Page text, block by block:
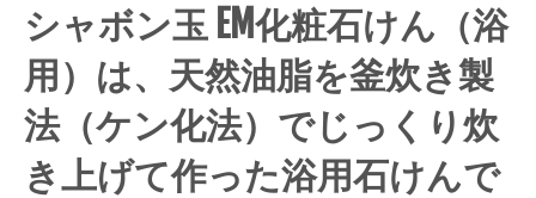
シャボン玉 EM化粧石けん（浴
用）は、天然油脂を釜炊き製
法（ケン化法）でじっくり炊
き上げて作った浴用石けんで